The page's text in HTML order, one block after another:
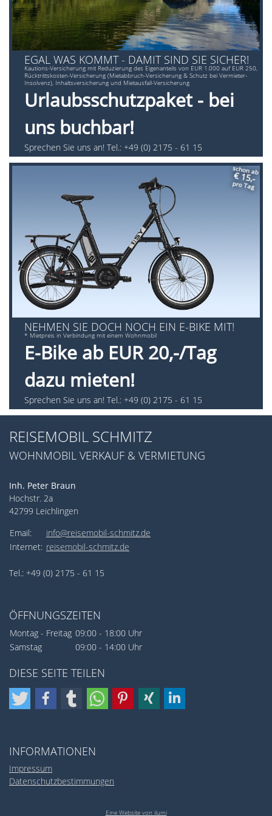
EGAL WAS KOMMT - DAMIT SIND SIE SICHER!
Kautions-Versicherung mit Reduzierung des Eigenanteils von EUR 1.000 auf EUR 250,
Rücktrittskosten-Versicherung (Mietabbruch-Versicherung & Schutz bei Vermieter-
Insolvenz), Inhaltsversicherung und Mietausfall-Versicherung
Urlaubsschutzpaket - bei
uns buchbar!
Sprechen Sie uns an! Tel.: +49 (0) 2175 - 61 15
schon ab
€ 15,-
pro Tag
NEHMEN SIE DOCH NOCH EIN E-BIKE MIT!
* Mietpreis in Verbindung mit einem Wohnmobil
E-Bike ab EUR 20,-/Tag
dazu mieten!
Sprechen Sie uns an! Tel.: +49 (0) 2175 - 61 15
REISEMOBIL SCHMITZ
WOHNMOBIL VERKAUF & VERMIETUNG
Inh. Peter Braun
Hochstr. 2a
42799 Leichlingen
Email:
info@reisemobil-schmitz.de
Internet: reisemobil-schmitz.de
Tel.: +49 (0) 2175 - 61 15
ÖFFNUNGSZEITEN
Montag - Freitag 09:00 - 18:00 Uhr
Samstag
09:00 - 14:00 Uhr
DIESE SEITE TEILEN
INFORMATIONEN
Impressum
Datenschutzbestimmungen
Eine Website von ilumi